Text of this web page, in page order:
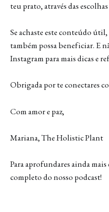
teu prato, através das
Se achaste este conteúdo
também possa beneficiar. E
Instagram para mais dicas e
Obrigada por te conectares
Com amor e paz,
Mariana, The Holistic Plant
Para aprofundares ainda
completo do nosso podcast!